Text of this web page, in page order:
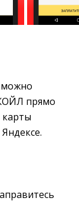
прямо